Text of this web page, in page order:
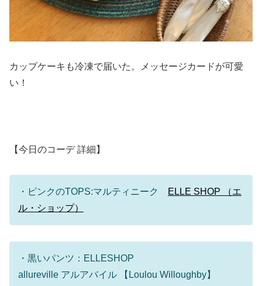
カップケーキも冷凍で届いた。メッセージカードが可愛
い！
【今日のコーデ 詳細】
・ピンクのTOPS:マルティニーク
ELLE SHOP （エ
ル・ショップ）
・黒いパンツ：ELLESHOP
allureville アルアバイル 【Loulou Willoughby】